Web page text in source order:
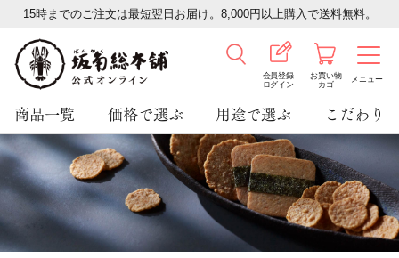
15時までのご注文は最短翌日お届け。8,000円以上購入で送料無料。
会員登録
ログイン
お買い物
カゴ
メニュー
商品一覧 価格で選ぶ 用途で選ぶ こだわり